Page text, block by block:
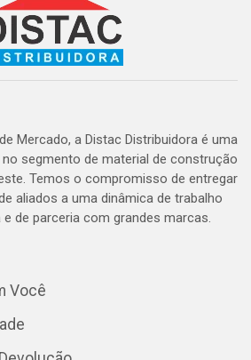
Mercado, a Distac Distribuidora é uma
segmento de material de construção
Temos o compromisso de entregar
aliados a uma dinâmica de trabalho
de parceria com grandes marcas.
Você